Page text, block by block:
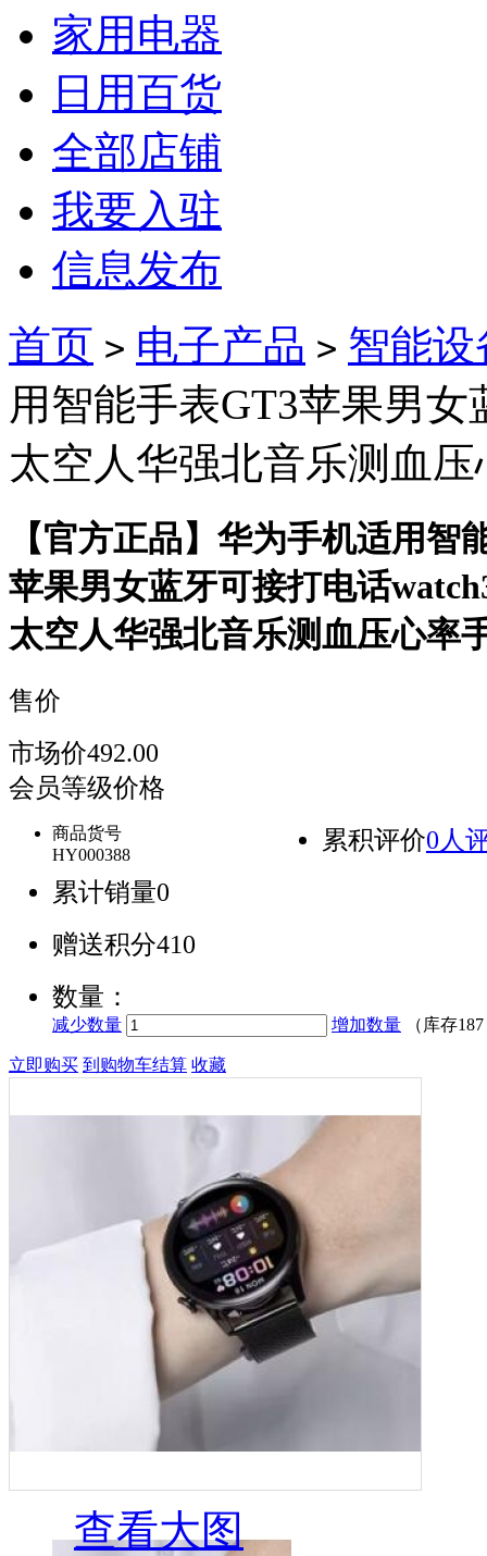
家用电器
日用百货
全部店铺
我要入驻
信息发布
首页 > 电子产品 > 智能设
用智能手表GT3苹果男女
太空人华强北音乐测血
【官方正品】华为手机适用智
苹果男女蓝牙可接打电话
太空人华强北音乐测血压心率
售价
市场价492.00
会员等级价格
商品货号
HY000388
累积评价0人
累计销量0
赠送积分410
数量：
减少数量 增加数量 （库存187
立即购买 到购物车结算 收藏
查看大图